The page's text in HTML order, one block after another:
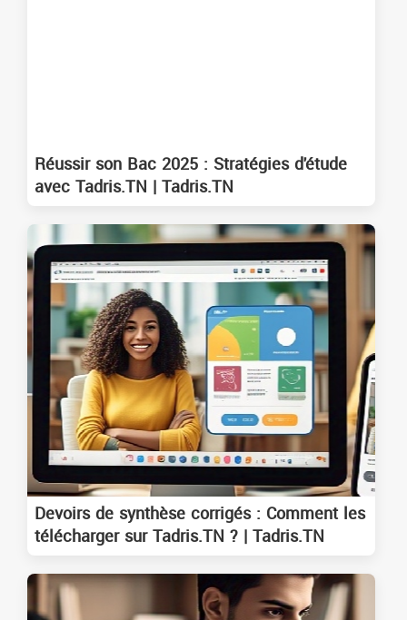
Réussir son Bac 2025 : Stratégies d'étude
avec Tadris.TN | Tadris.TN
Devoirs de synthèse corrigés : Comment les
télécharger sur Tadris.TN ? | Tadris.TN